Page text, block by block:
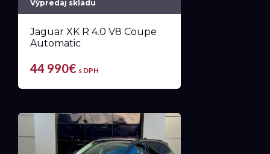
Výpredaj skladu
Jaguar XK R 4.0 V8 Coupe
Automatic
44 990€ s DPH